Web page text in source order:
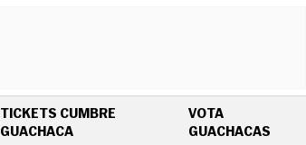
TICKETS CUMBRE
GUACHACAOPENS IN NEW WINDOW
VOTA
GUACHACAS